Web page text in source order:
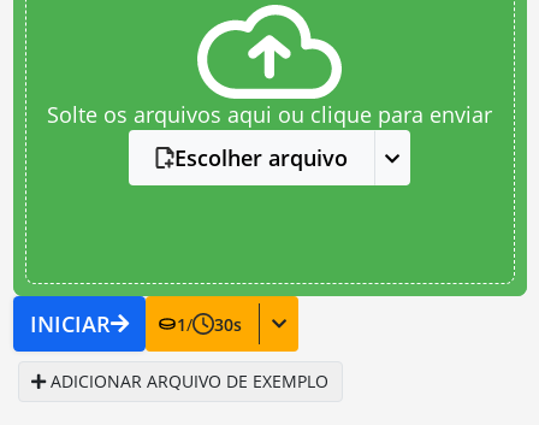
Solte os arquivos aqui ou clique para enviar
Escolher arquivo
INICIAR 1/ 30s
ADICIONAR ARQUIVO DE EXEMPLO